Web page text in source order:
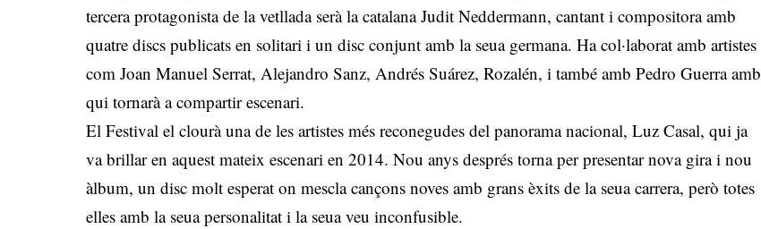
tercera protagonista de la vetllada serà la catalana Judit Neddermann, cantant i compositora amb
quatre discs publicats en solitari i un disc conjunt amb la seua germana. Ha col·laborat amb artistes
com Joan Manuel Serrat, Alejandro Sanz, Andrés Suárez, Rozalén, i també amb Pedro Guerra amb
qui tornarà a compartir escenari.
El Festival el clourà una de les artistes més reconegudes del panorama nacional, Luz Casal, qui ja
va brillar en aquest mateix escenari en 2014. Nou anys després torna per presentar nova gira i nou
àlbum, un disc molt esperat on mescla cançons noves amb grans èxits de la seua carrera, però totes
elles amb la seua personalitat i la seua veu inconfusible.